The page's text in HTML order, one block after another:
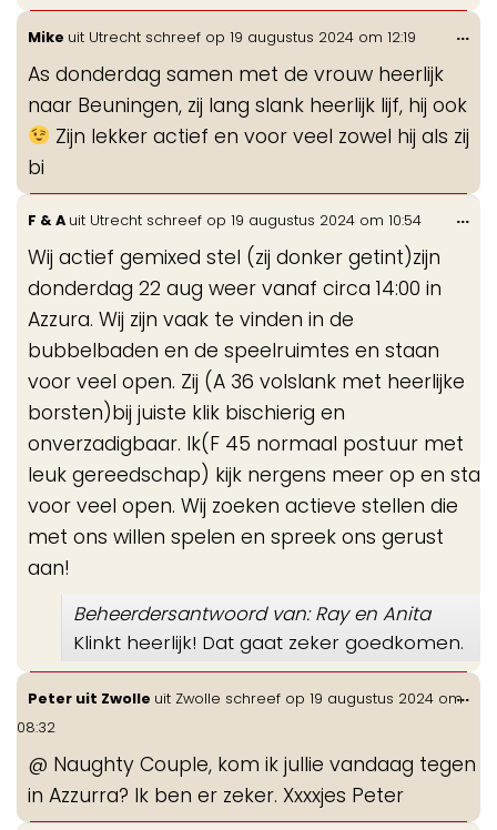
Mike uit Utrecht schreef op 19 augustus 2024 om 12:19
As donderdag samen met de vrouw heerlijk
naar Beuningen, zij lang slank heerlijk lijf, hij ook
Zijn lekker actief en voor veel zowel hij als zij
bi
...
F & A uit Utrecht schreef op 19 augustus 2024 om 10:54
Wij actief gemixed stel (zij donker getint)zijn
donderdag 22 aug weer vanaf circa 14:00 in
Azzura. Wij zijn vaak te vinden in de
bubbelbaden en de speelruimtes en staan
voor veel open. Zij (A 36 volslank met heerlijke
borsten)bij juiste klik bischierig en
onverzadigbaar. Ik(F 45 normaal postuur met
leuk gereedschap) kijk nergens meer op en sta
voor veel open. Wij zoeken actieve stellen die
met ons willen spelen en spreek ons gerust
aan!
Beheerdersantwoord van: Ray en Anita
Klinkt heerlijk! Dat gaat zeker goedkomen.
...
Peter uit Zwolle uit Zwolle schreef op 19 augustus 2024 om
08:32
@ Naughty Couple, kom ik jullie vandaag tegen
in Azzurra? Ik ben er zeker. Xxxxjes Peter
...